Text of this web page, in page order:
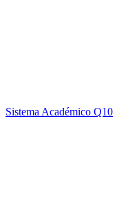
Sistema Académico Q10